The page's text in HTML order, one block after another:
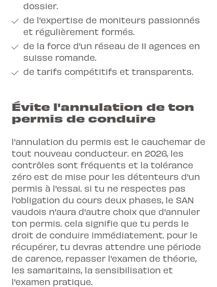
dossier.
de l'expertise de moniteurs passionnés
et régulièrement formés.
de la force d'un réseau de 11 agences en
suisse romande.
de tarifs compétitifs et transparents.
Évite l'annulation de ton
permis de conduire
l'annulation du permis est le cauchemar de
tout nouveau conducteur. en 2026, les
contrôles sont fréquents et la tolérance
zéro est de mise pour les détenteurs d'un
permis à l'essai. si tu ne respectes pas
l'obligation du cours deux phases, le SAN
vaudois n'aura d'autre choix que d'annuler
ton permis. cela signifie que tu perds le
droit de conduire immédiatement. pour le
récupérer, tu devras attendre une période
de carence, repasser l'examen de théorie,
les samaritains, la sensibilisation et
l'examen pratique.